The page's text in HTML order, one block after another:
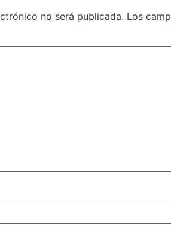
no será publicada. Los